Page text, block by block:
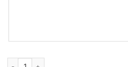
Festverglasung einflügeliges Fenster |